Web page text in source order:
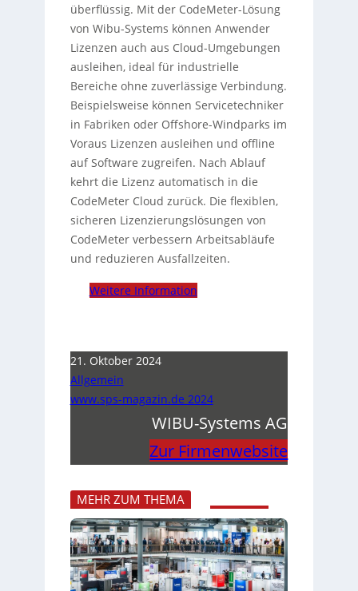
überflüssig. Mit der CodeMeter-Lösung
von Wibu-Systems können Anwender
Lizenzen auch aus Cloud-Umgebungen
ausleihen, ideal für industrielle
Bereiche ohne zuverlässige Verbindung.
Beispielsweise können Servicetechniker
in Fabriken oder Offshore-Windparks im
Voraus Lizenzen ausleihen und offline
auf Software zugreifen. Nach Ablauf
kehrt die Lizenz automatisch in die
CodeMeter Cloud zurück. Die flexiblen,
sicheren Lizenzierungslösungen von
CodeMeter verbessern Arbeitsabläufe
und reduzieren Ausfallzeiten.
Weitere Information
21. Oktober 2024
Allgemein
www.sps-magazin.de 2024
WIBU-Systems AG
Zur Firmenwebsite
MEHR ZUM THEMA